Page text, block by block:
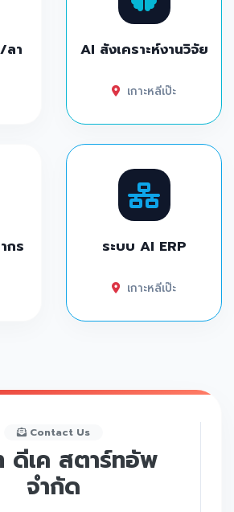
ลา
AI สังเคราะห์งานวิจัย
เกาะหลีเป๊ะ
กร
ระบบ AI ERP
เกาะหลีเป๊ะ
Contact Us
ดีเค สตาร์ทอัพ
จำกัด